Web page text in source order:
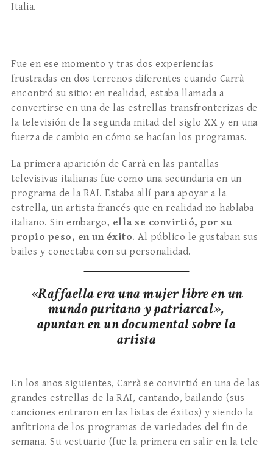
Italia.
Fue en ese momento y tras dos experiencias
frustradas en dos terrenos diferentes cuando Carrà
encontró su sitio: en realidad, estaba llamada a
convertirse en una de las estrellas transfronterizas de
la televisión de la segunda mitad del siglo XX y en una
fuerza de cambio en cómo se hacían los programas.
La primera aparición de Carrà en las pantallas
televisivas italianas fue como una secundaria en un
programa de la RAI. Estaba allí para apoyar a la
estrella, un artista francés que en realidad no hablaba
italiano. Sin embargo, ella se convirtió, por su
propio peso, en un éxito. Al público le gustaban sus
bailes y conectaba con su personalidad.
«Raffaella era una mujer libre en un
mundo puritano y patriarcal»,
apuntan en un documental sobre la
artista
En los años siguientes, Carrà se convirtió en una de las
grandes estrellas de la RAI, cantando, bailando (sus
canciones entraron en las listas de éxitos) y siendo la
anfitriona de los programas de variedades del fin de
semana. Su vestuario (fue la primera en salir en la tele